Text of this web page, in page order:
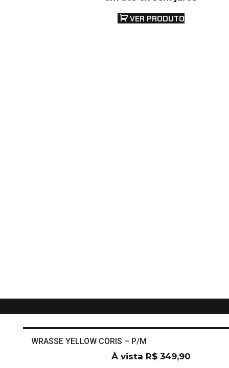
VER PRODUTO
WRASSE YELLOW CORIS – P/M
À vista R$349,90